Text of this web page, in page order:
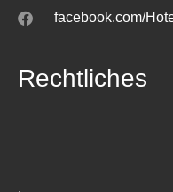
facebook.com/
Rechtliches